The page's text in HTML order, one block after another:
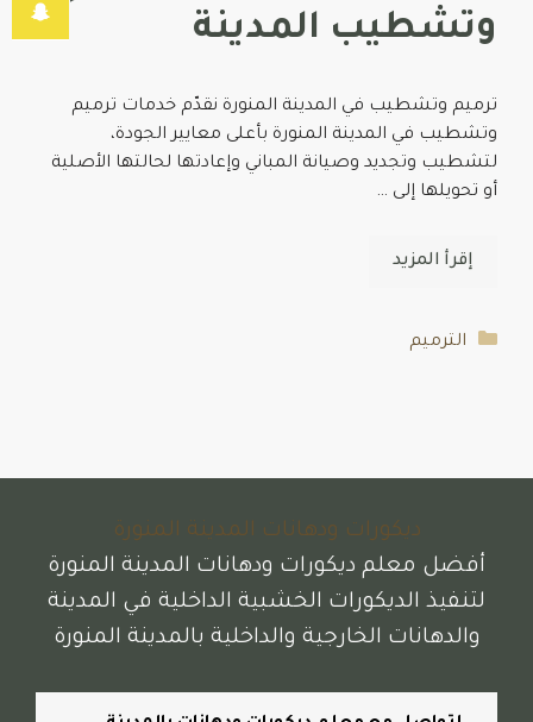
وتشطيب المدينة
ترميم وتشطيب في المدينة المنورة نقدّم خدمات ترميم
وتشطيب في المدينة المنورة بأعلى معايير الجودة،
لتشطيب وتجديد وصيانة المباني وإعادتها لحالتها الأصلية
أو تحويلها إلى …
إقرأ المزيد
التصنيفات
الترميم
ديكورات ودهانات المدينة المنورة
أفضل معلم ديكورات ودهانات المدينة المنورة
لتنفيذ الديكورات الخشبية الداخلية في المدينة
والدهانات الخارجية والداخلية بالمدينة المنورة